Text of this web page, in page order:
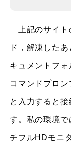
上記のサイト
ド，解凍した
キュメントフォ
コマンドプロ
と入力すると
す。私の環境
チフルHDモニ